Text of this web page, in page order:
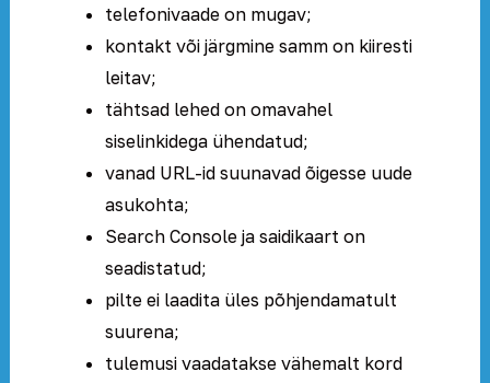
telefonivaade on mugav;
kontakt või järgmine samm on kiiresti
leitav;
tähtsad lehed on omavahel
siselinkidega ühendatud;
vanad URL-id suunavad õigesse uude
asukohta;
Search Console ja saidikaart on
seadistatud;
pilte ei laadita üles põhjendamatult
suurena;
tulemusi vaadatakse vähemalt kord